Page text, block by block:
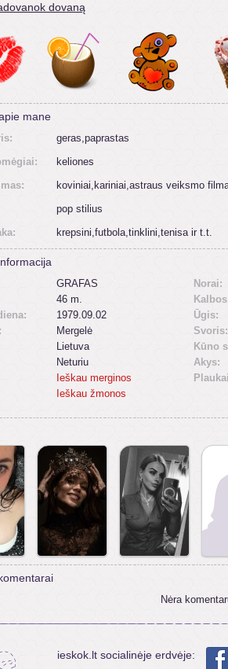
dovaną
mane
geras,paprastas
keliones
koviniai,kariniai,astraus veiksmo
pop stilius
krepsini,futbola,tinklini,tenisa ir t.t.
GRAFAS
46 m.
1979.09.02
Mergelė
Lietuva
Neturiu
Ieškau merginos
Ieškau žmonos
Norai:
Ūgis:
Svoris:
Kūno
Akys:
Nėra
ieskok.lt socialinėje erdvėje: